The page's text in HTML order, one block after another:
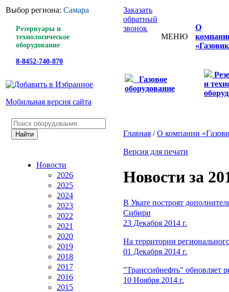
Выбор региона: Самара
Резервуары и
технологическое
оборудование
8-8452-740-870
Мобильная версия сайта
Заказать
обратный
звонок
МЕНЮ
О
Газовое
оборудование
и
Новости
2026
2025
2024
2023
2022
2021
2020
2019
2018
2017
2016
2015
Главная /О компании
Версия для печати
Новости за
В Увате построят
Сибири
23 Декабря 2014 г.
На территории
01 Декабря 2014 г.
"Транссибнефть" обновляет
10 Ноября 2014 г.